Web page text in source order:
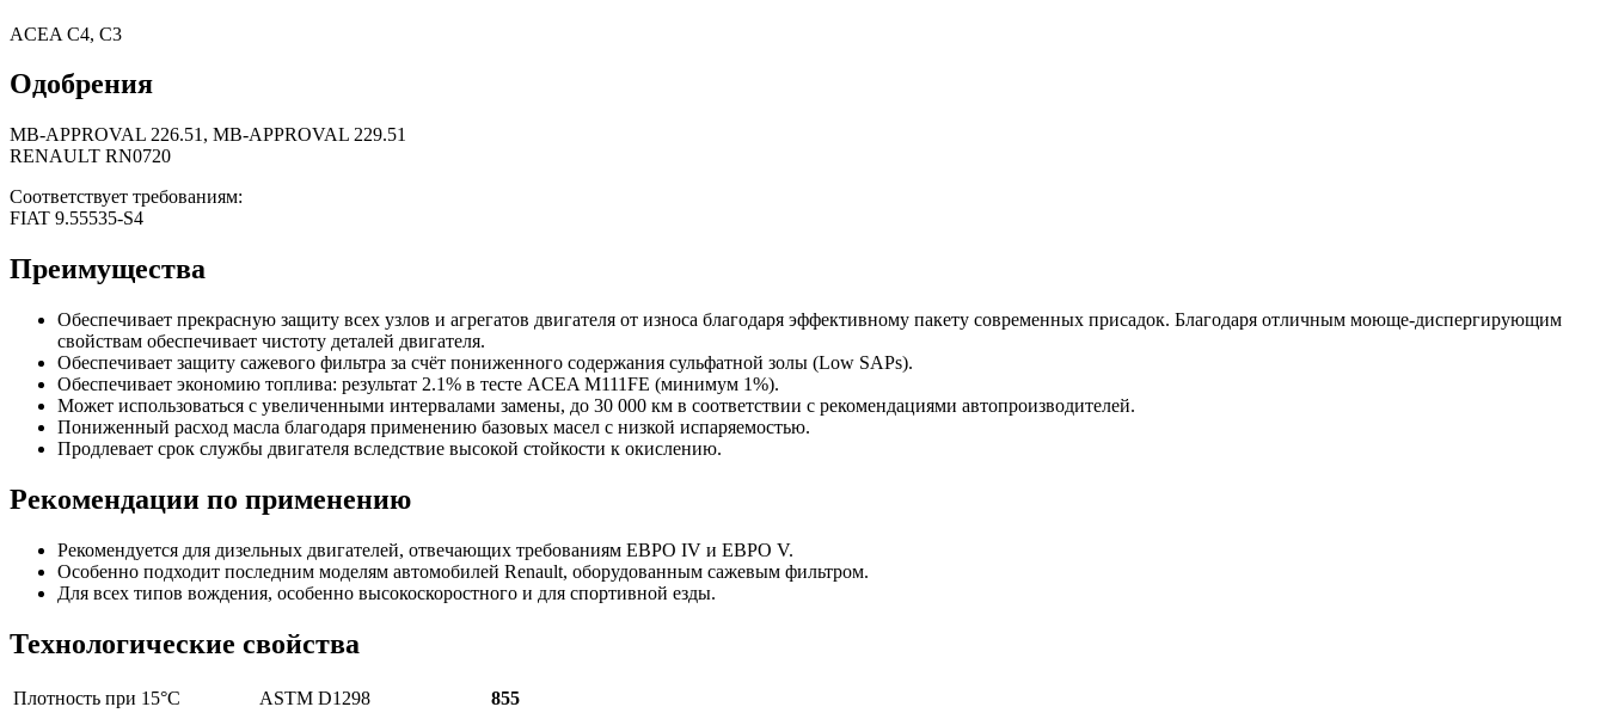
ACEA C4, C3
Одобрения
MB-APPROVAL 226.51, MB-APPROVAL 229.51
RENAULT RN0720
Соответствует требованиям:
FIAT 9.55535-S4
Преимущества
Обеспечивает прекрасную защиту всех узлов и агрегатов двигателя от износа благодаря эффективному пакету современных присадок. Благодаря отличным моюще-диспергирующим
свойствам обеспечивает чистоту деталей двигателя.
Обеспечивает защиту сажевого фильтра за счёт пониженного содержания сульфатной золы (Low SAPs).
Обеспечивает экономию топлива: результат 2.1% в тесте ACEA M111FE (минимум 1%).
Может использоваться с увеличенными интервалами замены, до 30 000 км в соответствии с рекомендациями автопроизводителей.
Пониженный расход масла благодаря применению базовых масел с низкой испаряемостью.
Продлевает срок службы двигателя вследствие высокой стойкости к окислению.
Рекомендации по применению
Рекомендуется для дизельных двигателей, отвечающих требованиям ЕВРО IV и ЕВРО V.
Особенно подходит последним моделям автомобилей Renault, оборудованным сажевым фильтром.
Для всех типов вождения, особенно высокоскоростного и для спортивной езды.
Технологические свойства
Плотность при 15°C ASTM D1298 855